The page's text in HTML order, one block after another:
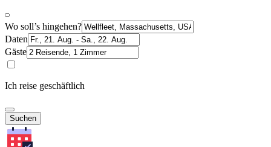
Wo soll’s hingehen?
Daten
Gäste
Ich reise geschäftlich
Suchen